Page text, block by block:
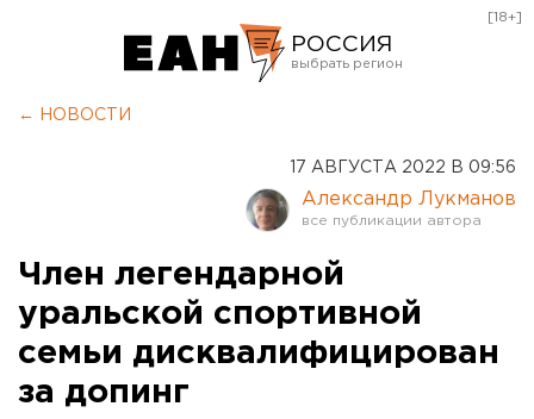
РОССИЯ
Оренбург
[18+]
← НОВОСТИ
17 АВГУСТА 2022 В 09:56
Александр Лукманов
Член легендарной
уральской спортивной
семьи дисквалифицирован
за допинг